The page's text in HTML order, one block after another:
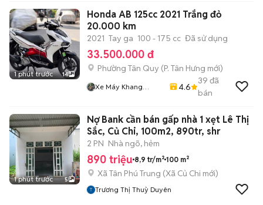
1 phút trước 14
Honda AB 125cc 2021 Trắng đỏ
20.000 km
2021 Tay ga 100 - 175 cc Đã sử dụng
33.500.000 đ
Phường Tân Quy (P. Tân Hưng mới)
Xe Máy Khang
4.6
39 đã
bán
1 phút trước 5
Nợ Bank cần bán gấp nhà 1 xẹt Lê Thị
Sắc, Củ Chi, 100m2, 890tr, shr
2 PN Nhà ngõ, hẻm
890 triệu 8,9 tr/m² 100 m²
Xã Tân Phú Trung (Xã Củ Chi mới)
Trương Thị Thuỳ Duyên